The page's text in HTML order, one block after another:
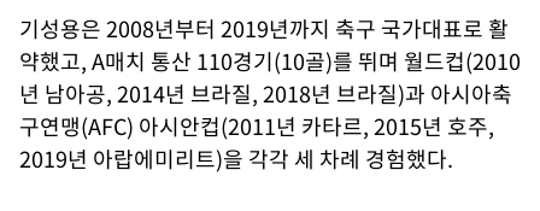
기성용은 2008년부터 2019년까지 축구 국가대표로 활
약했고, A매치 통산 110경기(10골)를 뛰며 월드컵(2010
년 남아공, 2014년 브라질, 2018년 브라질)과 아시아축
구연맹(AFC) 아시안컵(2011년 카타르, 2015년 호주,
2019년 아랍에미리트)을 각각 세 차례 경험했다.